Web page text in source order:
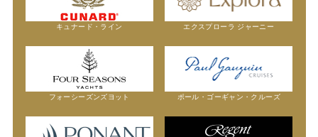
キュナード・ライン エクスプローラ ジャーニー
フォーシーズンズヨット ポール・ゴーギャン・クルーズ